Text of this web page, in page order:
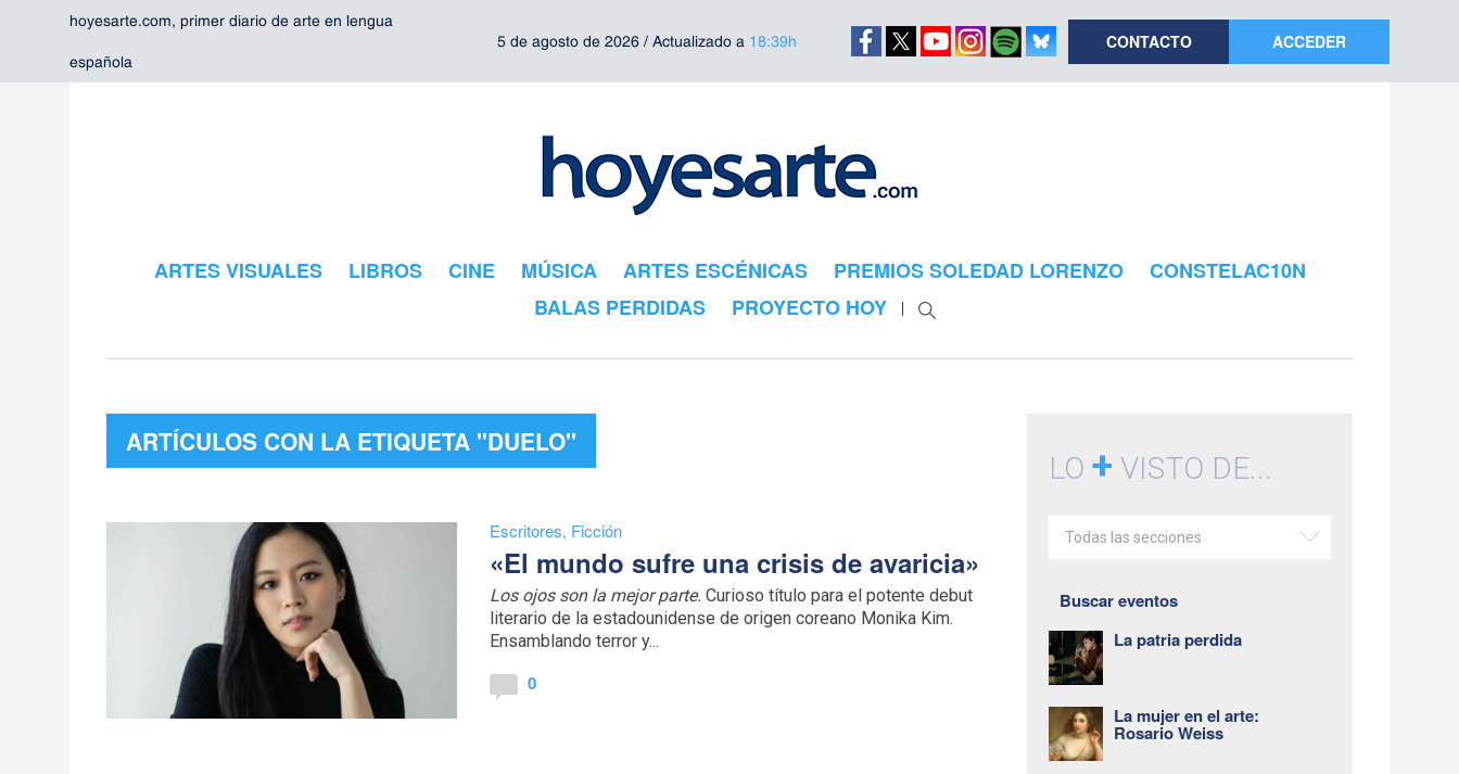
hoyesarte.com, primer diario de arte en lengua
española
5 de agosto de 2026 / Actualizado a 18:39h CONTACTO ACCEDER
ARTES VISUALES LIBROS CINE MÚSICA ARTES ESCÉNICAS PREMIOS SOLEDAD LORENZO
CONSTELAC10N
BALAS PERDIDAS
PROYECTO HOY
ARTÍCULOS CON LA ETIQUETA "DUELO"
Escritores, Ficción
«El mundo sufre una crisis de avaricia»
Los ojos son la mejor parte. Curioso título para el potente debut
literario de la estadounidense de origen coreano Monika Kim.
Ensamblando terror y...
0
LO+ VISTO DE...
Todas las secciones
Buscar eventos
La patria perdida
La mujer en el arte:
Rosario Weiss